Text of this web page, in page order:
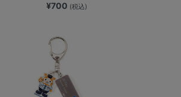
¥700 (税込)